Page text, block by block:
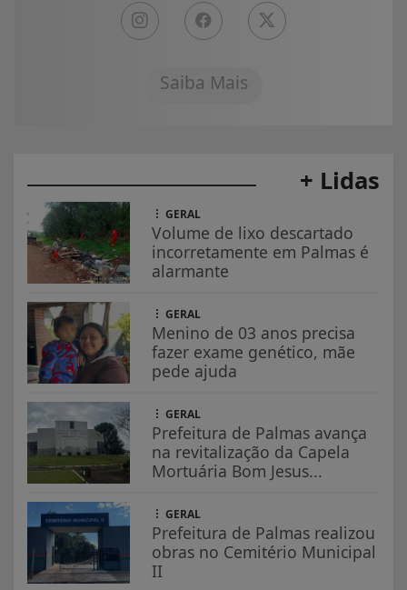
Saiba Mais
+ Lidas
GERAL
Volume de lixo descartado
incorretamente em Palmas é
alarmante
GERAL
Menino de 03 anos precisa
fazer exame genético, mãe
pede ajuda
GERAL
Prefeitura de Palmas avança
na revitalização da Capela
Mortuária Bom Jesus...
GERAL
Prefeitura de Palmas realizou
obras no Cemitério Municipal
II